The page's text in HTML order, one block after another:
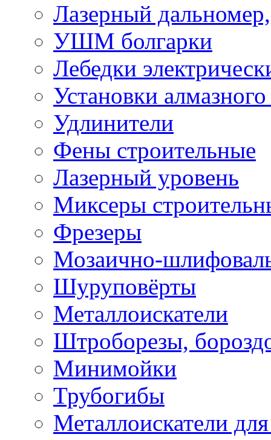
Лазерный дальномер,
УШМ болгарки
Лебедки
Установки
Удлинители
Фены строительные
Лазерный уровень
Миксеры
Фрезеры
Мозаично-
Шуруповёрты
Металлоискатели
Штроборезы,
Минимойки
Трубогибы
Металлоискатели